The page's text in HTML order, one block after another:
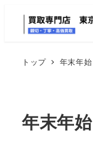
トップ 年末年始
年末年始